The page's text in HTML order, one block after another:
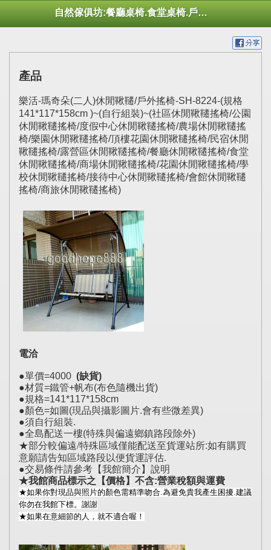
自然傢俱坊:餐廳桌椅.食堂桌椅.戶外桌椅.休閒桌椅.幼托桌椅.庭院市集陽傘
產品
樂活-瑪奇朵(二人)休閒鞦韆/戶外搖椅-SH-8224-(規格
141*117*158cm )~(自行組裝)~(社區休閒鞦韆搖椅/公園
休閒鞦韆搖椅/度假中心休閒鞦韆搖椅/農場休閒鞦韆搖
椅/樂園休閒鞦韆搖椅/頂樓花園休閒鞦韆搖椅/民宿休閒
鞦韆搖椅/露營區休閒鞦韆搖椅/餐廳休閒鞦韆搖椅/食堂
休閒鞦韆搖椅/商場休閒鞦韆搖椅/花園休閒鞦韆搖椅/學
校休閒鞦韆搖椅/接待中心休閒鞦韆搖椅/會館休閒鞦韆
搖椅/商旅休閒鞦韆搖椅)
電洽
●單價=4000 (缺貨)
●材質=鐵管+帆布(布色隨機出貨)
●規格=141*117*158cm
●顏色=如圖(現品與攝影圖片.會有些微差異)
●須自行組裝.
●全島配送一樓(特殊與偏遠鄉鎮路段除外)
★部分較偏遠/特殊區域僅能配送至貨運站所:如有購買
意願請告知區域路段以便貨運評估.
●交易條件請參考【我館簡介】說明
★我館商品標示之【價格】不含:營業稅額與運費
★如果你對現品與照片的顏色需精準吻合.為避免貴我產生困擾.建議
你勿在我館下標。謝謝
★如果在意細節的人，就不適合喔！